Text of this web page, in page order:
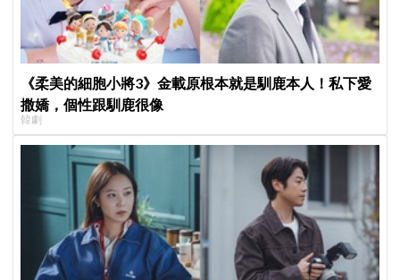
《柔美的細胞小將3》金載原根本就是馴鹿本人！私下愛
撒嬌，個性跟馴鹿很像
韓劇